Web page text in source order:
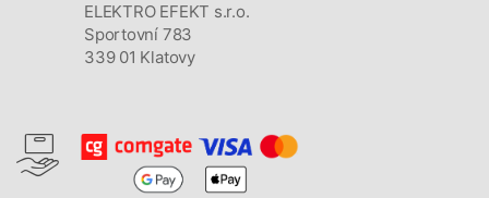
ELEKTRO EFEKT s.r.o.
Sportovní 783
339 01 Klatovy